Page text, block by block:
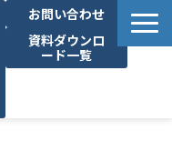
お問い合わせ
資料ダウンロ
ード一覧